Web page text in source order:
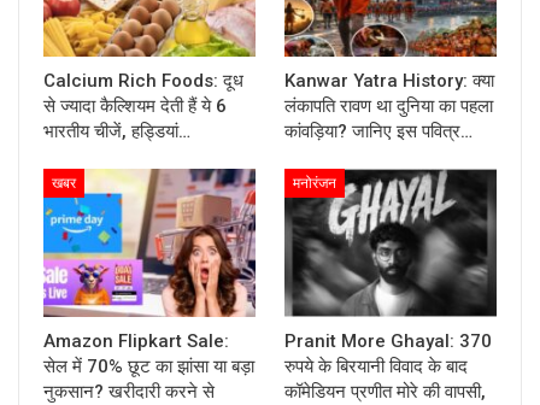
Calcium Rich Foods: दूध
से ज्यादा कैल्शियम देती हैं ये 6
भारतीय चीजें, हड्डियां…
Kanwar Yatra History: क्या
लंकापति रावण था दुनिया का पहला
कांवड़िया? जानिए इस पवित्र…
खबर
Amazon Flipkart Sale:
सेल में 70% छूट का झांसा या बड़ा
नुकसान? खरीदारी करने से
मनोरंजन
Pranit More Ghayal: 370
रुपये के बिरयानी विवाद के बाद
कॉमेडियन प्रणीत मोरे की वापसी,